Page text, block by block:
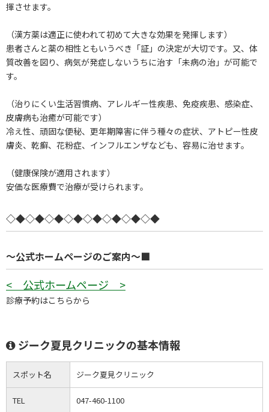
揮させます。
（漢方薬は適正に使われて初めて大きな効果を発揮します）
患者さんと薬の相性ともいうべき「証」の決定が大切です。又、体
質改善を図り、病気が発症しないうちに治す「未病の治」が可能で
す。
（治りにくい生活習慣病、アレルギー性疾患、免疫疾患、感染症、
皮膚病も治癒が可能です）
冷え性、頑固な便秘、更年期障害に伴う種々の症状、アトピー性皮
膚炎、乾癬、花粉症、インフルエンザなども、容易に治せます。
（健康保険が適用されます）
安価な医療費で治療が受けられます。
◇◆◇◆◇◆◇◆◇◆◇◆◇◆◇◆
～公式ホームページのご案内～■
< 公式ホームページ >
診療予約はこちらから
ジーク夏見クリニックの基本情報
スポット名 ジーク夏見クリニック
TEL 047-460-1100